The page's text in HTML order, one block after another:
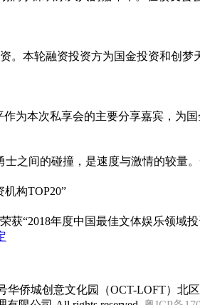
本轮融资投资方为国金投资和创
为本次私享会的主要分享嘉宾，为国
之间的碰撞，是速度与激情的较量
构TOP20”
“2018年度中国最佳文体娱乐领域投
华侨城创意文化园（OCT-LOFT）北